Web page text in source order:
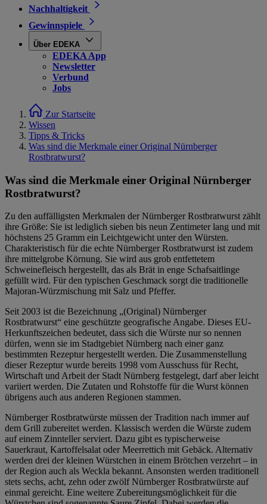
Nachhaltigkeit
Gewinnspiele
Über EDEKA
EDEKA App
Newsletter
Verbund
Jobs
Zur Startseite
Wissen
Tipps & Tricks
Was sind die Merkmale einer Original Nürnberger
Rostbratwurst?
Was sind die Merkmale einer Original Nürnberger
Rostbratwurst?
Zu den auffälligsten Merkmalen der Nürnberger Rostbratwurst zählt
ihre Größe: Sie ist lediglich sieben bis neun Zentimeter lang und mit
höchstens 25 Gramm ein Leichtgewicht unter den Würsten.
Charakteristisch für die echte Nürnberger Rostbratwurst ist zudem
ihre mittelgrobe Körnung. Sie wird aus grob entfettetem
Schweinefleisch hergestellt, das als Brät in enge Schafsaitlinge
gefüllt wird. Für den typischen Geschmack sorgt die traditionelle
Majoran-Würzmischung mit Salz und Pfeffer.
Seit 2003 ist die Bezeichnung „(Original) Nürnberger
Rostbratwurst“ eine geschützte geografische Angabe. Dieses EU-
Herkunftszeichen bedeutet, dass sich die Würste nur so nennen
dürfen, wenn sie im Stadtgebiet Nürnberg nach einer ganz
bestimmten Rezeptur hergestellt werden. Die Zusammenstellung
dieser Rezeptur wurde bereits 1998 vom Ausschuss für Recht,
Wirtschaft und Arbeit der Stadt Nürnberg festgelegt, darf aber leicht
variiert werden. Die Zutaten und Rohstoffe für die Wurst können
übrigens auch aus anderen Regionen stammen.
Nürnberger Rostbratwürste müssen der Tradition nach immer auf
dem Grill zubereitet werden. Klassisch werden die Würste zudem
auf einem Zinnteller serviert. Dazu gibt es typischerweise
Sauerkraut, Kartoffelsalat oder Meerrettich mit Gebäck. Alternativ
werden drei der kleinen Würstchen in einem Brötchen verzehrt – in
der Region auch als Weckla bekannt. Ansonsten werden traditionell
stets sechs, acht, zehn oder zwölf Nürnberger Rostbratwürste auf
einmal gereicht. Eine weitere Zubereitungsmöglichkeit für die